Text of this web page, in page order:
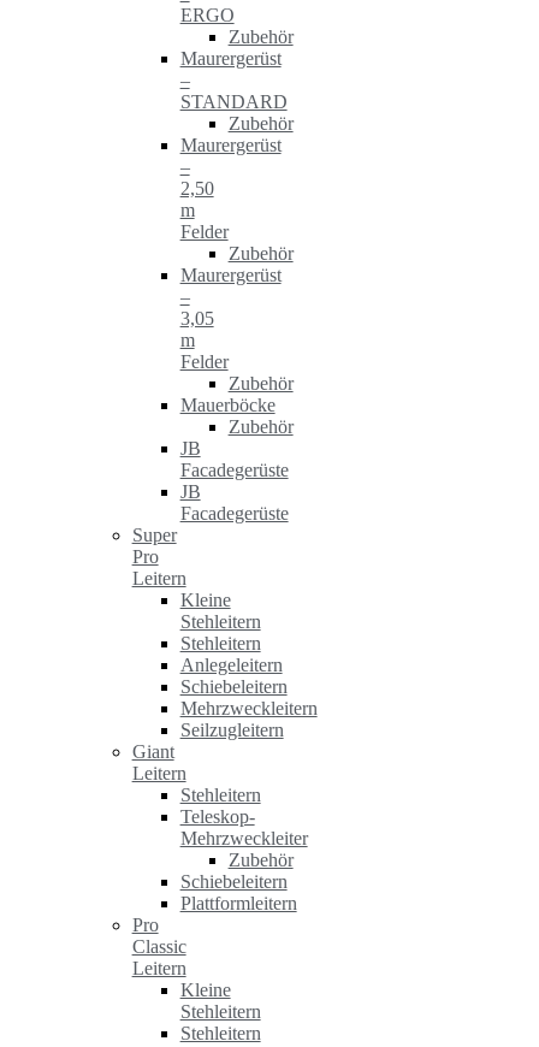
ERGO
Zubehör
Maurergerüst
–
STANDARD
Zubehör
Maurergerüst
–
2,50
m
Felder
Zubehör
Maurergerüst
–
3,05
m
Felder
Zubehör
Mauerböcke
Zubehör
JB
Facadegerüste
JB
Facadegerüste
Super
Pro
Leitern
Kleine
Stehleitern
Stehleitern
Anlegeleitern
Schiebeleitern
Mehrzweckleitern
Seilzugleitern
Giant
Leitern
Stehleitern
Teleskop-
Mehrzweckleiter
Zubehör
Schiebeleitern
Plattformleitern
Pro
Classic
Leitern
Kleine
Stehleitern
Stehleitern